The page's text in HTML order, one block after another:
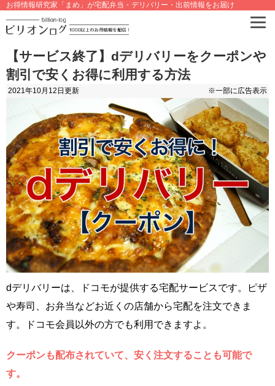
お得情報研究家「まめ」が宅配弁当・デリバリー・出前情報をお届け
【サービス終了】dデリバリーをクーポンや
割引で安くお得に利用する方法
2021年10月12日 更新 ※一部に広告表示
dデリバリーは、ドコモが提供する宅配サービスです。ピザ
や寿司、お弁当などお近くの店舗から宅配を注文できま
す。ドコモ会員以外の方でも利用できますよ。
クーポンも配布されていて、安く注文することも可能で
す。